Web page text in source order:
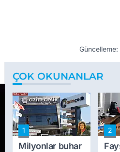
ÇOK OKUNANLAR
1
Milyonlar buhar
2